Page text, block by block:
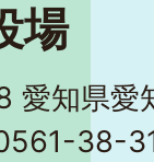
場
愛知県愛
38-